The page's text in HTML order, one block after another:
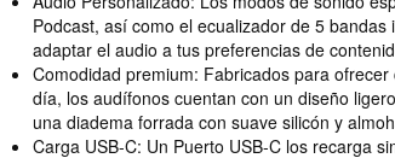
Podcast, así como el ecualizador de 5 bandas
adaptar el audio a tus preferencias de
Comodidad premium: Fabricados para
día, los audífonos cuentan con un diseño
una diadema forrada con suave silicón y
Carga USB-C: Un Puerto USB-C los recarga